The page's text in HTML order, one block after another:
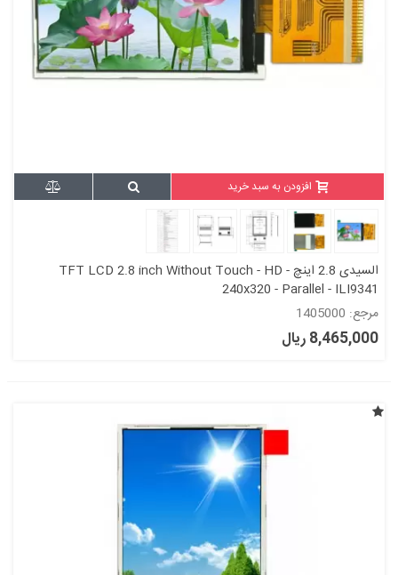
افزودن به سبد خرید
السیدی 2.8 اینچ TFT LCD 2.8 inch Without Touch - HD -
240x320 - Parallel - ILI9341
مرجع: 1405000
8,465,000 ریال